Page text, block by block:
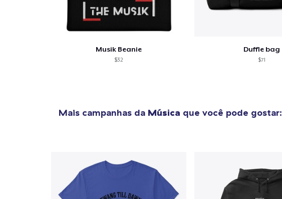
Musik Beanie
$32
Duffle bag
$71
Mais campanhas da Música que você pode gostar: